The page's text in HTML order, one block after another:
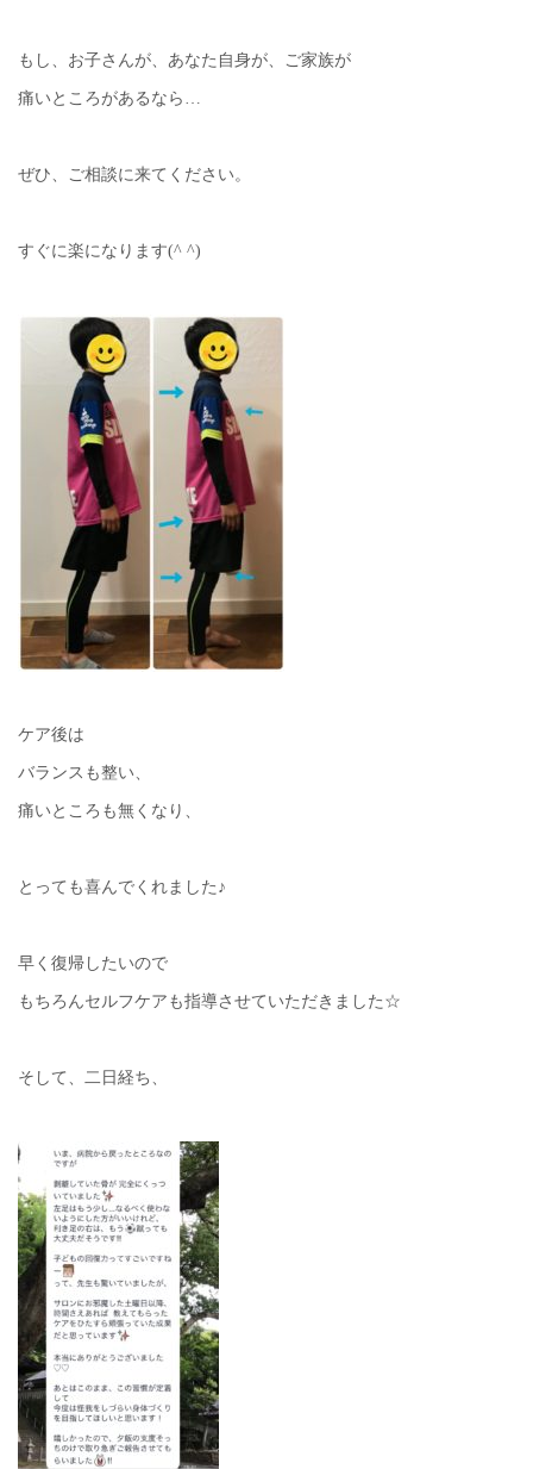
もし、お子さんが、あなた自身が、ご家族が
痛いところがあるなら…
ぜひ、ご相談に来てください。
すぐに楽になります(^ ^)
ケア後は
バランスも整い、
痛いところも無くなり、
とっても喜んでくれました♪
早く復帰したいので
もちろんセルフケアも指導させていただきました☆
そして、二日経ち、